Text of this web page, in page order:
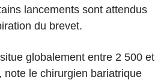
lancements sont attendus
du brevet.
globalement entre 2 500 et
le chirurgien bariatrique